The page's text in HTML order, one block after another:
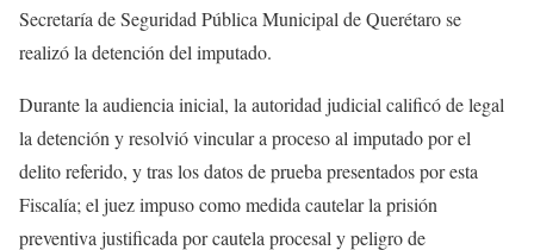
Secretaría de Seguridad Pública Municipal de Querétaro se
realizó la detención del imputado.
Durante la audiencia inicial, la autoridad judicial calificó de legal
la detención y resolvió vincular a proceso al imputado por el
delito referido, y tras los datos de prueba presentados por esta
Fiscalía; el juez impuso como medida cautelar la prisión
preventiva justificada por cautela procesal y peligro de